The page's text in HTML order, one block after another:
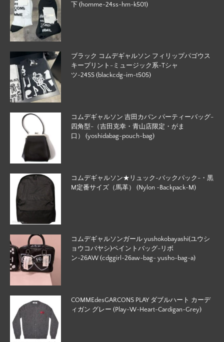
下 (homme-24ss-hm-k501)
ブラック コムデギャルソン フィリップパゴウス
キープリント-ミュージック系-Tシャ
ツ-24SS (blackcdg-im-t505)
コムデギャルソン 吉田カバン パーティーバッグ-
四角型-（吉田克幸・青山店限定・がま
口） (yoshidabag-pouch-bag)
コムデギャルソン★リュック-バックパック-・黒
M定番サイズ（馬革） (Nylon -Backpack-M)
コムデギャルソンガール yushokobayashi(ユウシ
ョウコバヤシ)ペイントバッグ-リボ
ン-26AW (cdggirl-26aw-bag- yusho-bag-a)
COMMEdesGARCONS PLAY ダブルハート カーデ
ィガン グレー (Play-W-Heart-Cardigan-Grey)